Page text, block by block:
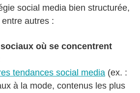
social media bien structurée,
autres :
où se concentrent
tendances social media (ex. :
à la mode, contenus les plus